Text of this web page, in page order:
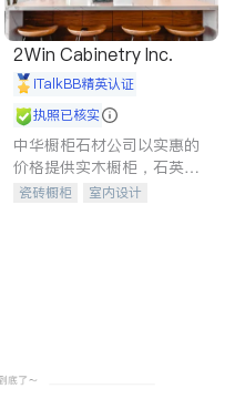
2Win Cabinetry Inc.
iTalkBB精英认证
执照已核实
中华橱柜石材公司以实惠的
价格提供实木橱柜，石英石
台面，多种优质不锈钢水
瓷砖橱柜
室内设计